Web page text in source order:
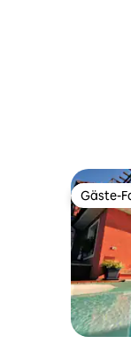
Gäste-
Gäste-